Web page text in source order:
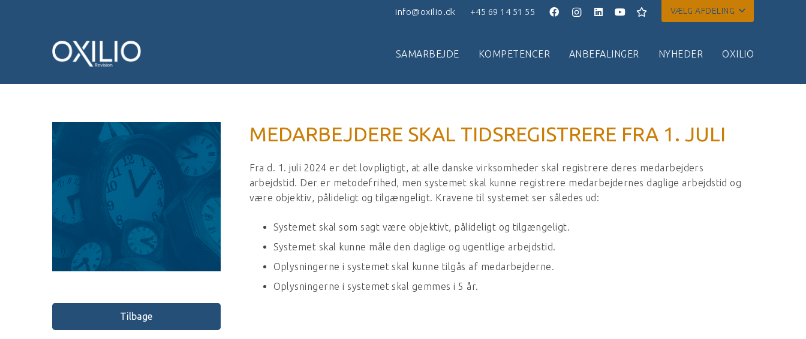
info@oxilio.dk +45 69 14 51 55 VÆLG AFDELING
SAMARBEJDE KOMPETENCER ANBEFALINGER NYHEDER OXILIO
Tilbage
MEDARBEJDERE SKAL TIDSREGISTRERE FRA 1. JULI
Fra d. 1. juli 2024 er det lovpligtigt, at alle danske virksomheder skal registrere deres medarbejders
arbejdstid. Der er metodefrihed, men systemet skal kunne registrere medarbejdernes daglige arbejdstid og
være objektiv, pålideligt og tilgængeligt. Kravene til systemet ser således ud:
Systemet skal som sagt være objektivt, pålideligt og tilgængeligt.
Systemet skal kunne måle den daglige og ugentlige arbejdstid.
Oplysningerne i systemet skal kunne tilgås af medarbejderne.
Oplysningerne i systemet skal gemmes i 5 år.